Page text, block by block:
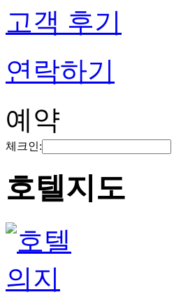
고객 후기
연락하기
예약
체크인:
호텔지도